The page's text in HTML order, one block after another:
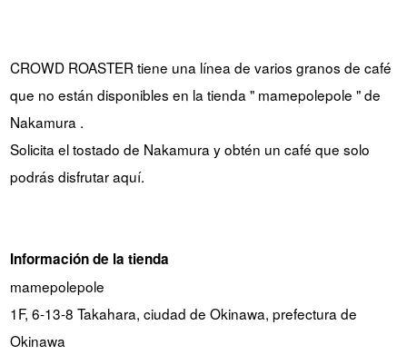
CROWD ROASTER tiene una línea de varios granos de café
que no están disponibles en la tienda " mamepolepole " de
Nakamura .
Solicita el tostado de Nakamura y obtén un café que solo
podrás disfrutar aquí.
Información de la tienda
mamepolepole
1F, 6-13-8 Takahara, ciudad de Okinawa, prefectura de
Okinawa